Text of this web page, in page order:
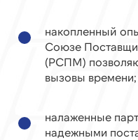
накопленный
Союзе
(РСПМ)
вызовы времени;
налаженные
надежными